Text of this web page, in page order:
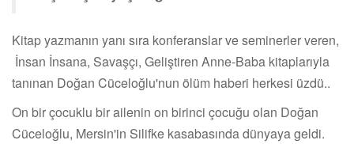
Kitap yazmanın yanı sıra konferanslar ve seminerler veren,
İnsan İnsana, Savaşçı, Geliştiren Anne-Baba kitaplarıyla
tanınan Doğan Cüceloğlu'nun ölüm haberi herkesi üzdü..
On bir çocuklu bir ailenin on birinci çocuğu olan Doğan
Cüceloğlu, Mersin'in Silifke kasabasında dünyaya geldi.